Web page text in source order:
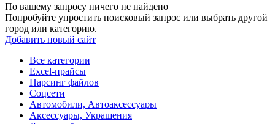
По вашему запросу ничего не найдено
Попробуйте упростить поисковый запрос или выбрать другой
город или категорию.
Добавить новый сайт
Все категории
Excel-прайсы
Парсинг файлов
Соцсети
Автомобили, Автоаксессуары
Аксессуары, Украшения